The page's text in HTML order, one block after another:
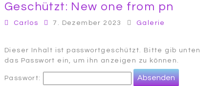
Geschützt: New one from pn
Carlos 7. Dezember 2023 Galerie
Dieser Inhalt ist passwortgeschützt. Bitte gib unten
das Passwort ein, um ihn anzeigen zu können.
Passwort: